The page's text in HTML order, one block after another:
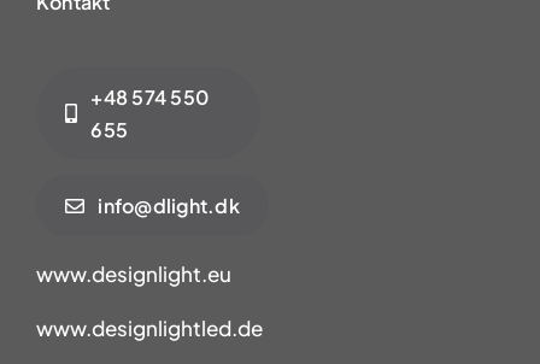
+48 574 550
655
info@dlight.dk
www.designlight.eu
www.designlightled.de